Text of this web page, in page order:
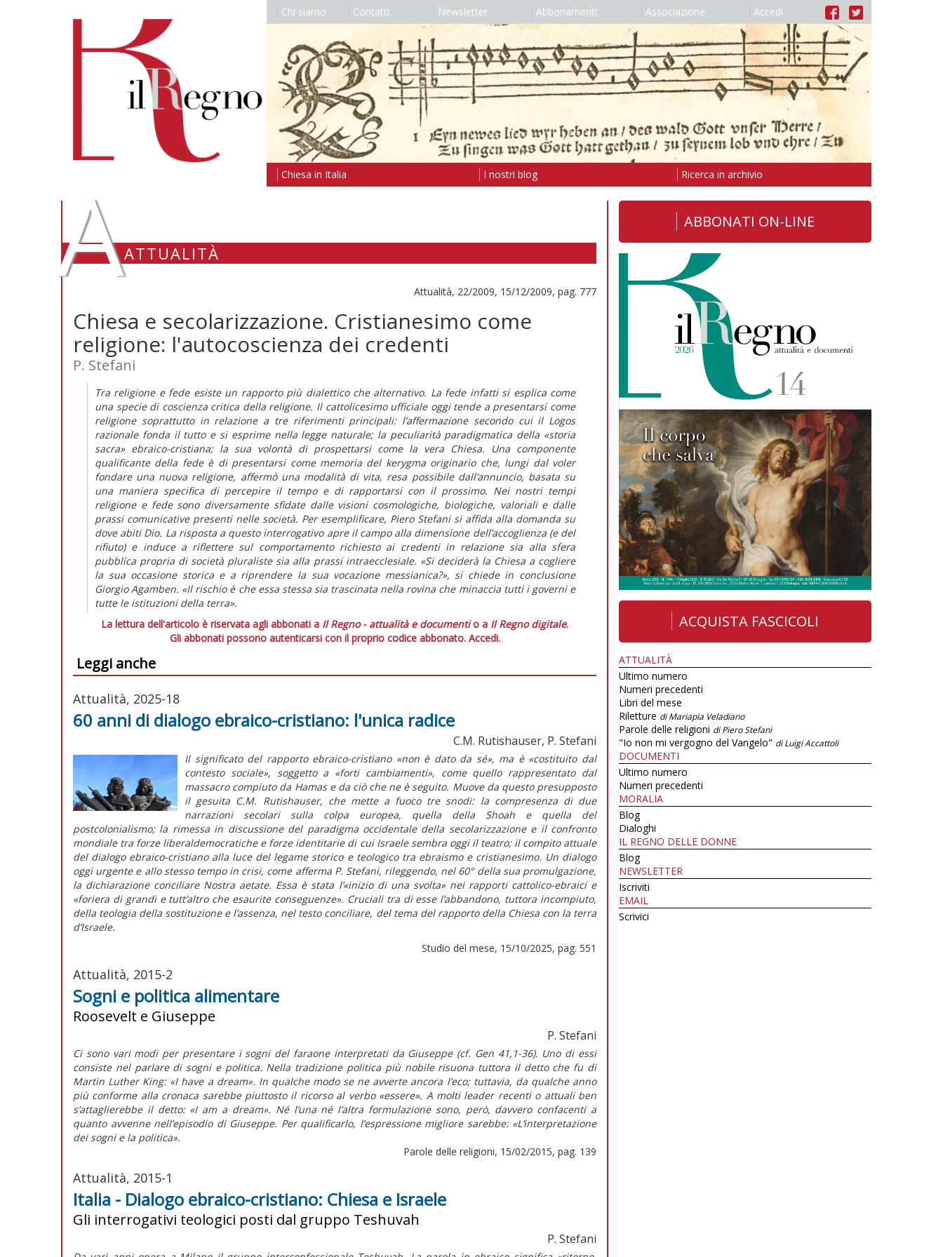
Chi siamo Contatti Newsletter Abbonamenti Associazione Accedi
Chiesa in Italia I nostri blog Ricerca in archivio
AATTUALITÀ
Attualità, 22/2009, 15/12/2009, pag. 777
Chiesa e secolarizzazione. Cristianesimo come
religione: l'autocoscienza dei credenti
P. Stefani
Tra religione e fede esiste un rapporto più dialettico che alternativo. La fede infatti si esplica come
una specie di coscienza critica della religione. Il cattolicesimo ufficiale oggi tende a presentarsi come
religione soprattutto in relazione a tre riferimenti principali: l’affermazione secondo cui il Logos
razionale fonda il tutto e si esprime nella legge naturale; la peculiarità paradigmatica della «storia
sacra» ebraico-cristiana; la sua volontà di prospettarsi come la vera Chiesa. Una componente
qualificante della fede è di presentarsi come memoria del kerygma originario che, lungi dal voler
fondare una nuova religione, affermò una modalità di vita, resa possibile dall’annuncio, basata su
una maniera specifica di percepire il tempo e di rapportarsi con il prossimo. Nei nostri tempi
religione e fede sono diversamente sfidate dalle visioni cosmologiche, biologiche, valoriali e dalle
prassi comunicative presenti nelle società. Per esemplificare, Piero Stefani si affida alla domanda su
dove abiti Dio. La risposta a questo interrogativo apre il campo alla dimensione dell’accoglienza (e del
rifiuto) e induce a riflettere sul comportamento richiesto ai credenti in relazione sia alla sfera
pubblica propria di società pluraliste sia alla prassi intraecclesiale. «Si deciderà la Chiesa a cogliere
la sua occasione storica e a riprendere la sua vocazione messianica?», si chiede in conclusione
Giorgio Agamben. «Il rischio è che essa stessa sia trascinata nella rovina che minaccia tutti i governi e
tutte le istituzioni della terra».
La lettura dell'articolo è riservata agli abbonati a Il Regno - attualità e documentio a Il Regno digitale.
Gli abbonati possono autenticarsi con il proprio codice abbonato. Accedi.
Leggi anche
Attualità, 2025-18
60 anni di dialogo ebraico-cristiano: l'unica radice
C.M. Rutishauser, P. Stefani
Il significato del rapporto ebraico-cristiano «non è dato da sé», ma è «costituito dal
contesto sociale», soggetto a «forti cambiamenti», come quello rappresentato dal
massacro compiuto da Hamas e da ciò che ne è seguito. Muove da questo presupposto
il gesuita C.M. Rutishauser, che mette a fuoco tre snodi: la compresenza di due
narrazioni secolari sulla colpa europea, quella della Shoah e quella del
postcolonialismo; la rimessa in discussione del paradigma occidentale della secolarizzazione e il confronto
mondiale tra forze liberaldemocratiche e forze identitarie di cui Israele sembra oggi il teatro; il compito attuale
del dialogo ebraico-cristiano alla luce del legame storico e teologico tra ebraismo e cristianesimo. Un dialogo
oggi urgente e allo stesso tempo in crisi, come afferma P. Stefani, rileggendo, nel 60° della sua promulgazione,
la dichiarazione conciliare Nostra aetate. Essa è stata l’«inizio di una svolta» nei rapporti cattolico-ebraici e
«foriera di grandi e tutt’altro che esaurite conseguenze». Cruciali tra di esse l’abbandono, tuttora incompiuto,
della teologia della sostituzione e l’assenza, nel testo conciliare, del tema del rapporto della Chiesa con la terra
d’Israele.
Studio del mese, 15/10/2025, pag. 551
Attualità, 2015-2
Sogni e politica alimentare
Roosevelt e Giuseppe
P. Stefani
Ci sono vari modi per presentare i sogni del faraone interpretati da Giuseppe (cf. Gen 41,1-36). Uno di essi
consiste nel parlare di sogni e politica. Nella tradizione politica più nobile risuona tuttora il detto che fu di
Martin Luther King: «I have a dream». In qualche modo se ne avverte ancora l’eco; tuttavia, da qualche anno
più conforme alla cronaca sarebbe piuttosto il ricorso al verbo «essere». A molti leader recenti o attuali ben
s’attaglierebbe il detto: «I am a dream». Né l’una né l’altra formulazione sono, però, davvero confacenti a
quanto avvenne nell’episodio di Giuseppe. Per qualificarlo, l’espressione migliore sarebbe: «L’interpretazione
dei sogni e la politica».
Parole delle religioni, 15/02/2015, pag. 139
Attualità, 2015-1
Italia - Dialogo ebraico-cristiano: Chiesa e Israele
Gli interrogativi teologici posti dal gruppo Teshuvah
P. Stefani
ABBONATI ON-LINE
ACQUISTA FASCICOLI
ATTUALITÀ
Ultimo numero
Numeri precedenti
Libri del mese
Riletture di Mariapia Veladiano
Parole delle religioni di Piero Stefani
"Io non mi vergogno del Vangelo" di Luigi Accattoli
DOCUMENTI
Ultimo numero
Numeri precedenti
MORALIA
Blog
Dialoghi
IL REGNO DELLE DONNE
Blog
NEWSLETTER
Iscriviti
EMAIL
Scrivici